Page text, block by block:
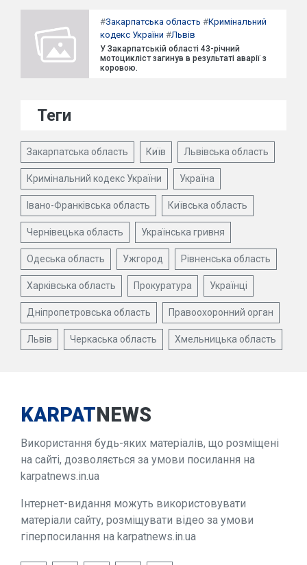
#Закарпатська область #Кримінальний
кодекс України #Львів
У Закарпатській області 43-річний
мотоцикліст загинув в результаті аварії з
коровою.
Теги
Закарпатська область Київ Львівська область
Кримінальний кодекс України Україна
Івано-Франківська область Київська область
Чернівецька область Українська гривня
Одеська область Ужгород Рівненська область
Харківська область Прокуратура Українці
Дніпропетровська область Правоохоронний орган
Львів Черкаська область Хмельницька область
KARPATNEWS
Використання будь-яких матеріалів, що розміщені
на сайті, дозволяється за умови посилання на
karpatnews.in.ua
Інтернет-видання можуть використовувати
матеріали сайту, розміщувати відео за умови
гіперпосилання на karpatnews.in.ua